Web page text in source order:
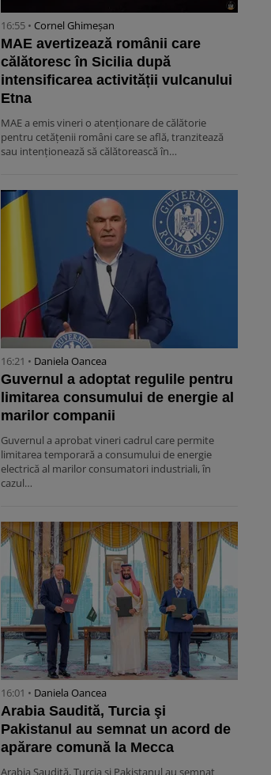
16:55 • Cornel Ghimeșan
MAE avertizează românii care
călătoresc în Sicilia după
intensificarea activității vulcanului
Etna
MAE a emis vineri o atenționare de călătorie
pentru cetățenii români care se află, tranzitează
sau intenționează să călătorească în…
16:21 • Daniela Oancea
Guvernul a adoptat regulile pentru
limitarea consumului de energie al
marilor companii
Guvernul a aprobat vineri cadrul care permite
limitarea temporară a consumului de energie
electrică al marilor consumatori industriali, în
cazul…
16:01 • Daniela Oancea
Arabia Saudită, Turcia şi
Pakistanul au semnat un acord de
apărare comună la Mecca
Arabia Saudită, Turcia şi Pakistanul au semnat